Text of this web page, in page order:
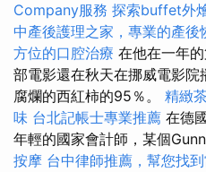
Company服務 探索buffet外
中產後護理之家，專業的產後
方位的口腔治療 在他在一年
部電影還在秋天在挪威電影院
腐爛的西紅柿的95％。 精緻
味 台北記帳士專業推薦 在德
年輕的國家會計師，某個
按摩 台中律師推薦，幫您找